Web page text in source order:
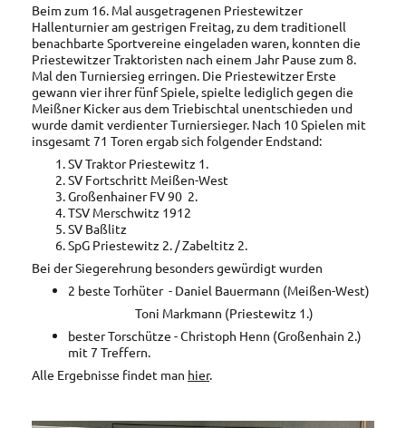
Beim zum 16. Mal ausgetragenen Priestewitzer
Hallenturnier am gestrigen Freitag, zu dem traditionell
benachbarte Sportvereine eingeladen waren, konnten die
Priestewitzer Traktoristen nach einem Jahr Pause zum 8.
Mal den Turniersieg erringen. Die Priestewitzer Erste
gewann vier ihrer fünf Spiele, spielte lediglich gegen die
Meißner Kicker aus dem Triebischtal unentschieden und
wurde damit verdienter Turniersieger. Nach 10 Spielen mit
insgesamt 71 Toren ergab sich folgender Endstand:
SV Traktor Priestewitz 1.
SV Fortschritt Meißen-West
Großenhainer FV 90 2.
TSV Merschwitz 1912
SV Baßlitz
SpG Priestewitz 2. / Zabeltitz 2.
Bei der Siegerehrung besonders gewürdigt wurden
2 beste Torhüter - Daniel Bauermann (Meißen-West)
Toni Markmann (Priestewitz 1.)
bester Torschütze - Christoph Henn (Großenhain 2.)
mit 7 Treffern.
Alle Ergebnisse findet man hier.